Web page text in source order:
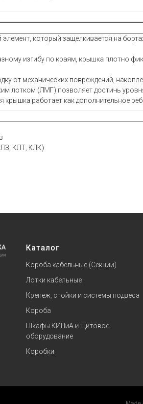
который защелкивается на
изгибу по краям, крышка плотно
от механических повреждений,
лотком (ЛМГ) позволяет достичь
крышка работает как дополнительное
КЛТ, КЛК)
Каталог
Короба кабельные (Секции)
Лотки кабельные
Крепеж, стойки и системы подвеса
Короба
Шкафы КИПиА и щитовое
оборудование
Коробки